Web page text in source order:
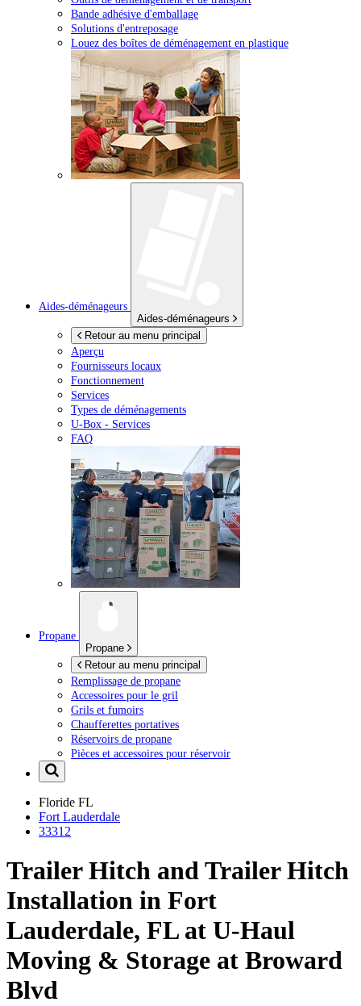
Bande adhésive d'emballage
Solutions d'entreposage
Louez des boîtes de déménagement en plastique
Aides-déménageurs
Aides-déménageurs
Retour au menu principal
Aperçu
Fournisseurs locaux
Fonctionnement
Services
Types de déménagements
U-Box - Services
FAQ
Propane
Propane
Retour au menu principal
Remplissage de propane
Accessoires pour le gril
Grils et fumoirs
Chaufferettes portatives
Réservoirs de propane
Pièces et accessoires pour réservoir
Floride FL
Fort Lauderdale
33312
Trailer Hitch and Trailer Hitch
Installation in Fort
Lauderdale, FL at U-Haul
Moving & Storage at Broward
Blvd